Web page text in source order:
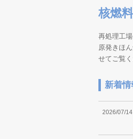
核燃
再処理工
原発きほ
せてご覧く
新着情
2026/07/14